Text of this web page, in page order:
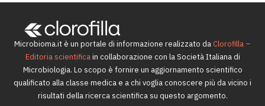
Microbioma.it è un portale di informazione realizzato daClorofilla –
Editoria scientificain collaborazione con la Società Italiana di
Microbiologia. Lo scopo è fornire un aggiornamento scientifico
qualificato alla classe medica e a chi voglia conoscere più da vicino i
risultati della ricerca scientifica su questo argomento.